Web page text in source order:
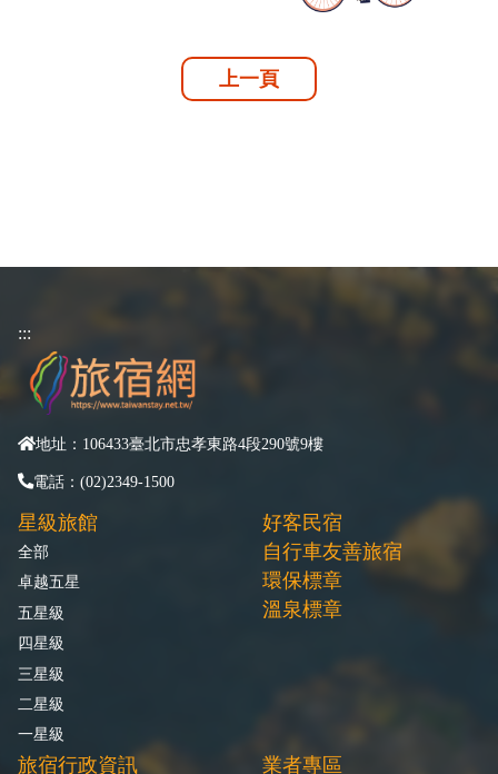
上一頁
:::
地址：106433臺北市忠孝東路4段290號9樓
電話：(02)2349-1500
星級旅館
全部
卓越五星
五星級
四星級
三星級
二星級
一星級
好客民宿
自行車友善旅宿
環保標章
溫泉標章
旅宿行政資訊 業者專區